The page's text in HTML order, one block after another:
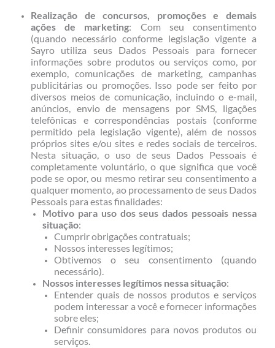
Realização de concursos, promoções e demais
ações de marketing: Com seu consentimento
(quando necessário conforme legislação vigente a
Sayro utiliza seus Dados Pessoais para fornecer
informações sobre produtos ou serviços como, por
exemplo, comunicações de marketing, campanhas
publicitárias ou promoções. Isso pode ser feito por
diversos meios de comunicação, incluindo o e-mail,
anúncios, envio de mensagens por SMS, ligações
telefônicas e correspondências postais (conforme
permitido pela legislação vigente), além de nossos
próprios sites e/ou sites e redes sociais de terceiros.
Nesta situação, o uso de seus Dados Pessoais é
completamente voluntário, o que significa que você
pode se opor, ou mesmo retirar seu consentimento a
qualquer momento, ao processamento de seus Dados
Pessoais para estas finalidades:
Motivo para uso dos seus dados pessoais nessa
situação:
Cumprir obrigações contratuais;
Nossos interesses legítimos;
Obtivemos o seu consentimento (quando
necessário).
Nossos interesses legítimos nessa situação:
Entender quais de nossos produtos e serviços
podem interessar a você e fornecer informações
sobre eles;
Definir consumidores para novos produtos ou
serviços.